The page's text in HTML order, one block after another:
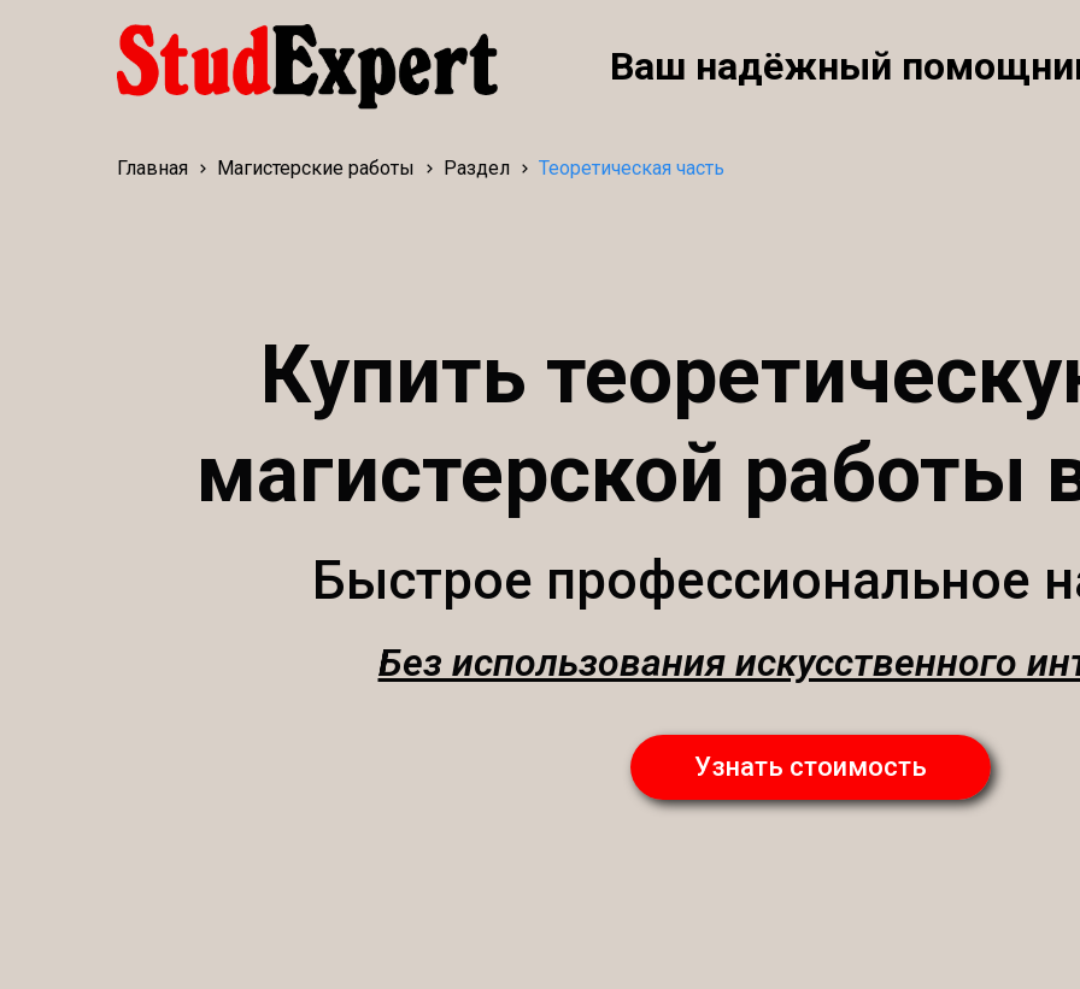
Ваш надёжный
Купить
магистерской работы
Быстрое профессиональное
Без использования искусственного
Узнать стоимость
Главная Магистерские работы Раздел Теоретическая часть